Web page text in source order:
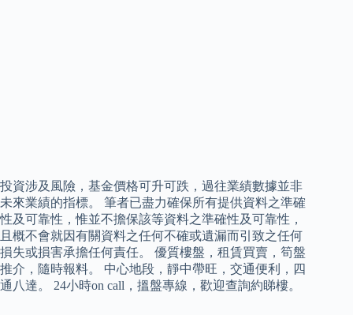
投資涉及風險，基金價格可升可跌，過往業績數據並非
未來業績的指標。 筆者已盡力確保所有提供資料之準確
性及可靠性，惟並不擔保該等資料之準確性及可靠性，
且概不會就因有關資料之任何不確或遺漏而引致之任何
損失或損害承擔任何責任。 優質樓盤，租賃買賣，筍盤
推介，隨時報料。 中心地段，靜中帶旺，交通便利，四
通八達。 24小時on call，搵盤專線，歡迎查詢約睇樓。